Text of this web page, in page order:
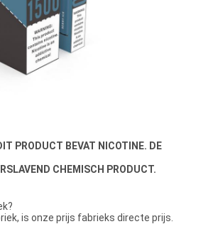
PRODUCT BEVAT NICOTINE. DE
CHEMISCH PRODUCT.
is onze prijs fabrieks directe prijs.